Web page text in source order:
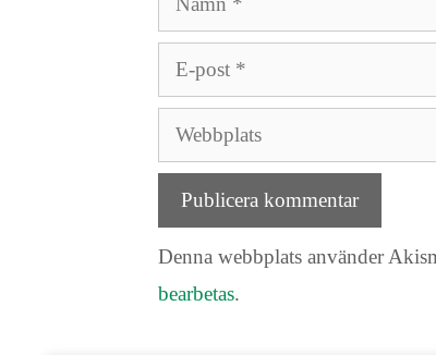
E-
post
Webbplats
Denna webbplats använder
bearbetas.